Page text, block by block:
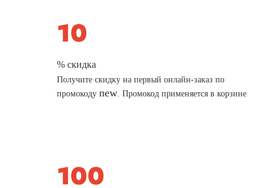
% скидка
Получите скидку на первый онлайн-заказ по
промокодуnew. Промокод применяется в корзине